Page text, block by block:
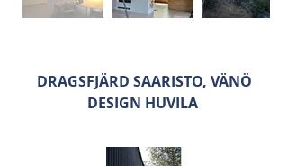
DRAGSFJÄRD SAARISTO, VÄNÖ
DESIGN HUVILA